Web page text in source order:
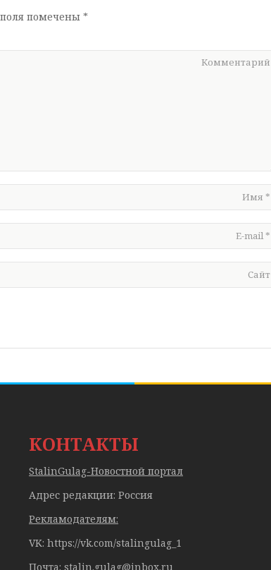
помечены *
Комментарий
Имя*
E-mail*
Сайт
КОНТАКТЫ
StalinGulag-Новостной портал
Адрес редакции: Россия
Рекламодателям:
VK: https://vk.com/stalingulag_1
Почта: stalin.gulag@inbox.ru